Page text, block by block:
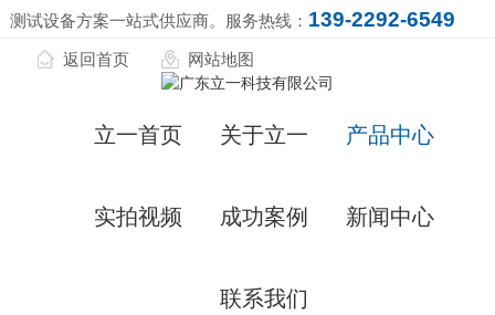
测试设备方案一站式供应商。服务热线： 139-2292-6549
返回首页 网站地图
立一首页 关于立一 产品中心
实拍视频 成功案例 新闻中心
联系我们